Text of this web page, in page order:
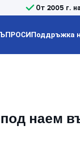
От 2005 г.
Поддръжка
наем